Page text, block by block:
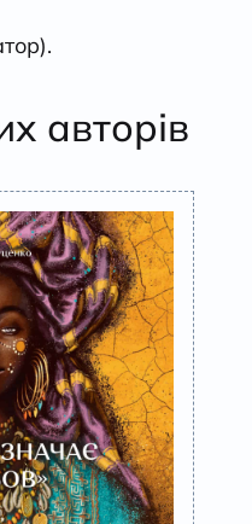
авторів